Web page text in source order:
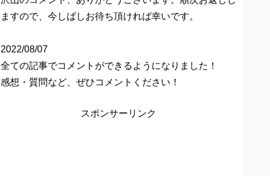
ますので、今しばしお待ち頂ければ幸いです。
2022/08/07
全ての記事でコメントができるようになりました！
感想・質問など、ぜひコメントください！
スポンサーリンク